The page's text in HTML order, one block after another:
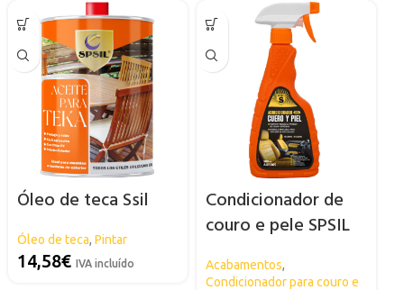
Óleo de teca Ssil
Óleo de teca, Pintar
14,58€ IVA incluído
Condicionador de
couro e pele SPSIL
Acabamentos,
Condicionador para couro e